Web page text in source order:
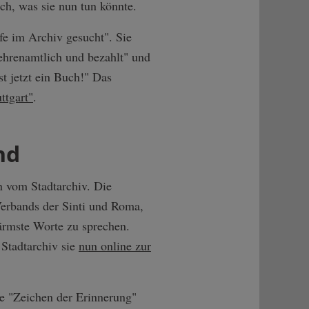
was sie nun tun könnte.
im Archiv gesucht". Sie
und bezahlt" und
jetzt ein Buch!" Das
.
vom Stadtarchiv. Die
der Sinti und Roma,
Worte zu sprechen.
sie nun online zur
"Zeichen der Erinnerung"